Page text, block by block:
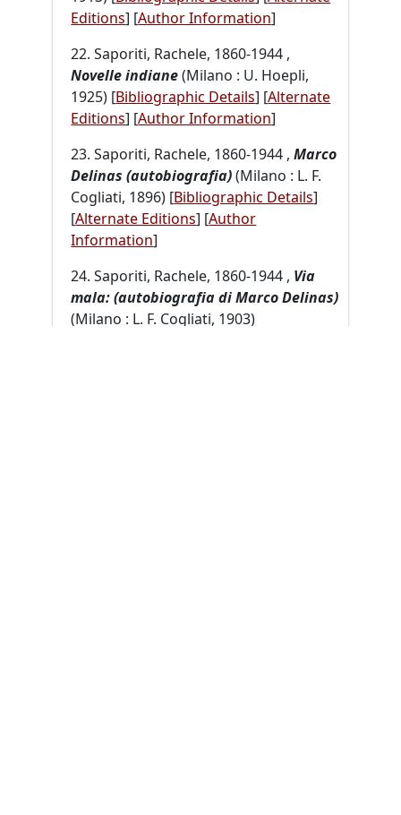
Editions] [Author Information]
22. Saporiti, Rachele, 1860-1944 ,
Novelle indiane(Milano : U. Hoepli,
1925) [Bibliographic Details] [Alternate
Editions] [Author Information]
23. Saporiti, Rachele, 1860-1944 ,Marco
Delinas (autobiografia)(Milano : L. F.
Cogliati, 1896) [Bibliographic Details]
[Alternate Editions] [Author
Information]
24. Saporiti, Rachele, 1860-1944 , Via
mala: (autobiografia di Marco Delinas)
(Milano : L. F. Cogliati, 1903)